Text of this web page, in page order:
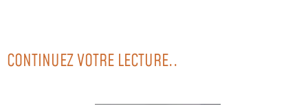
CONTINUEZ VOTRE LECTURE..